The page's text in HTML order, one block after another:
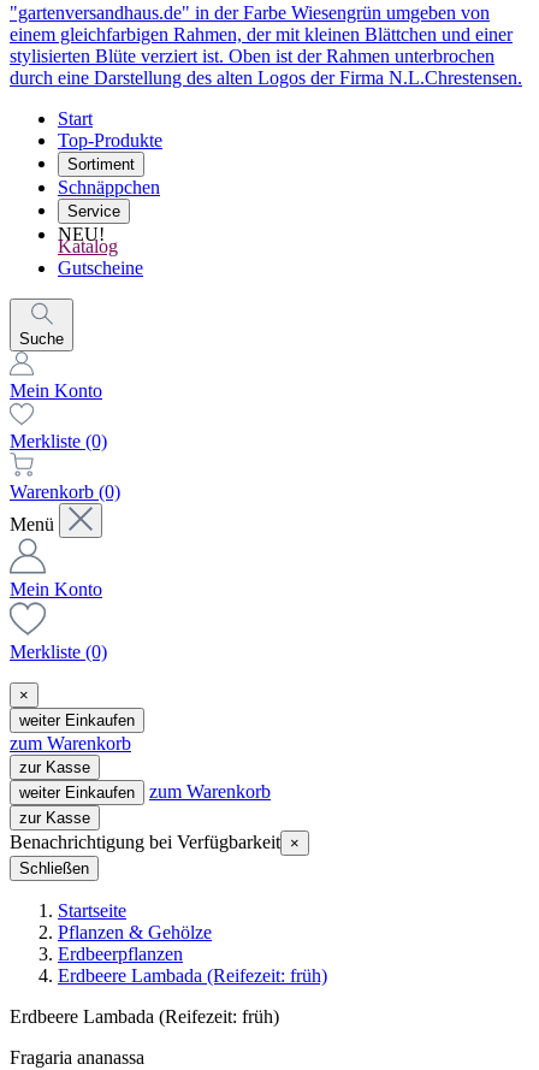
Start
Top-Produkte
Sortiment
Schnäppchen
Service
NEU!
Katalog
Gutscheine
Suche
Mein Konto
Merkliste (0)
Warenkorb (0)
Menü
Mein Konto
Merkliste (0)
×
weiter Einkaufen
zum Warenkorb
zur Kasse
weiter Einkaufen
zum Warenkorb
zur Kasse
Benachrichtigung bei Verfügbarkeit ×
Schließen
Startseite
Pflanzen & Gehölze
Erdbeerpflanzen
Erdbeere Lambada (Reifezeit: früh)
Erdbeere Lambada (Reifezeit: früh)
Fragaria ananassa